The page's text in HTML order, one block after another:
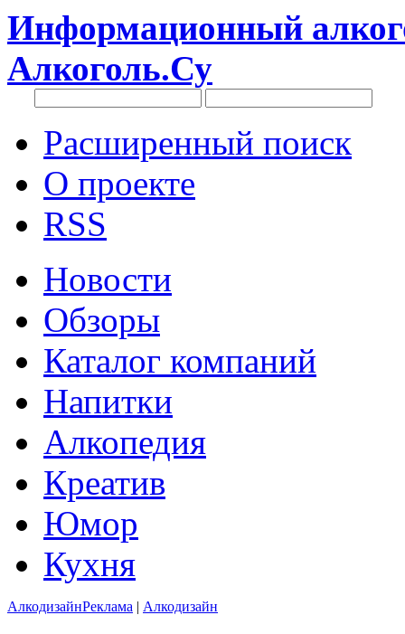
Информационный
Алкоголь.Су
Расширенный поиск
О проекте
RSS
Новости
Обзоры
Каталог компаний
Напитки
Алкопедия
Креатив
Юмор
Кухня
АлкодизайнРеклама | Алкодизайн